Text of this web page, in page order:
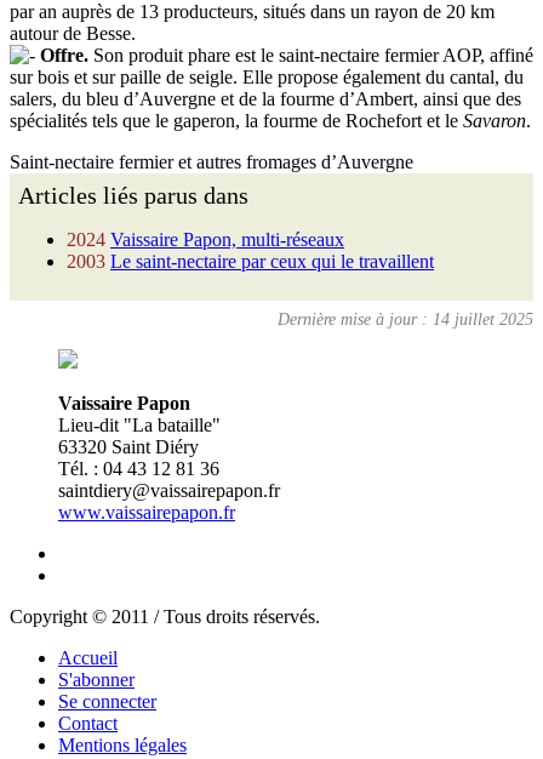
par an auprès de 13 producteurs, situés dans un rayon de 20 km
autour de Besse.
Offre. Son produit phare est le saint-nectaire fermier AOP, affiné
sur bois et sur paille de seigle. Elle propose également du cantal, du
salers, du bleu d’Auvergne et de la fourme d’Ambert, ainsi que des
spécialités tels que le gaperon, la fourme de Rochefort et le Savaron.
Saint-nectaire fermier et autres fromages d’Auvergne
Articles liés parus dans
2024 Vaissaire Papon, multi-réseaux
2003 Le saint-nectaire par ceux qui le travaillent
Dernière mise à jour : 14 juillet 2025
Vaissaire Papon
Lieu-dit "La bataille"
63320 Saint Diéry
Tél. : 04 43 12 81 36
saintdiery@vaissairepapon.fr
www.vaissairepapon.fr
Copyright © 2011 / Tous droits réservés.
Accueil
S'abonner
Se connecter
Contact
Mentions légales